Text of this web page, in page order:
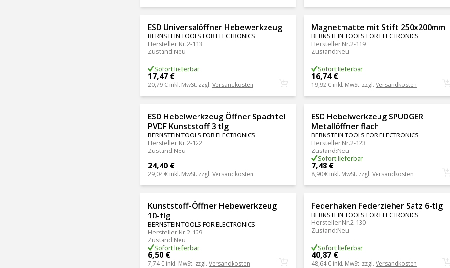
ESD Universalöffner Hebewerkzeug
BERNSTEIN TOOLS FOR ELECTRONICS
Hersteller Nr.2-113
Zustand:Neu
Sofort lieferbar
17,47 €
20,79 € inkl. MwSt. zzgl. Versandkosten
Magnetmatte mit Stift 250x200mm
BERNSTEIN TOOLS FOR ELECTRONICS
Hersteller Nr.2-119
Zustand:Neu
Sofort lieferbar
16,74 €
19,92 € inkl. MwSt. zzgl. Versandkosten
ESD Hebelwerkzeug Öffner Spachtel
PVDF Kunststoff 3 tlg
BERNSTEIN TOOLS FOR ELECTRONICS
Hersteller Nr.2-122
Zustand:Neu
24,40 €
29,04 € inkl. MwSt. zzgl. Versandkosten
ESD Hebelwerkzeug SPUDGER
Metallöffner flach
BERNSTEIN TOOLS FOR ELECTRONICS
Hersteller Nr.2-123
Zustand:Neu
Sofort lieferbar
7,48 €
8,90 € inkl. MwSt. zzgl. Versandkosten
Kunststoff-Öffner Hebewerkzeug
10-tlg
BERNSTEIN TOOLS FOR ELECTRONICS
Hersteller Nr.2-129
Zustand:Neu
Sofort lieferbar
6,50 €
7,74 € inkl. MwSt. zzgl. Versandkosten
Federhaken Federzieher Satz 6-tlg
BERNSTEIN TOOLS FOR ELECTRONICS
Hersteller Nr.2-130
Zustand:Neu
Sofort lieferbar
40,87 €
48,64 € inkl. MwSt. zzgl. Versandkosten